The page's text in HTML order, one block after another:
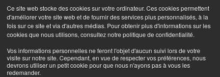
Ce site web stocke des cookies sur votre ordinateur. Ces cookies permettent
d'améliorer votre site web et de fournir des services plus personnalisés, à la
fois sur ce site et via d'autres médias. Pour obtenir plus d'informations sur les
cookies que nous utilisons, consultez notre politique de confidentialité.
Vos informations personnelles ne feront l'objet d'aucun suivi lors de votre
visite sur notre site. Cependant, en vue de respecter vos préférences, nous
devrons utiliser un petit cookie pour que nous n'ayons pas à vous les
redemander.
Blog produit
Portail
support
(login)
EN FR